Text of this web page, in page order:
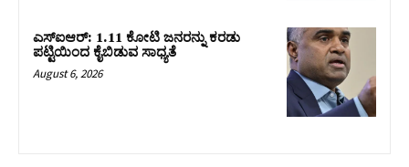
ಎಸ್‌ಐಆರ್‌: 1.11 ಕೋಟಿ ಜನರನ್ನು ಕರಡು
ಪಟ್ಟಿಯಿಂದ ಕೈಬಿಡುವ ಸಾಧ್ಯತೆ
August 6, 2026